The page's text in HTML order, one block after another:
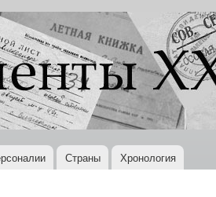
Перейти к
основному
содержанию
Страны Хронология